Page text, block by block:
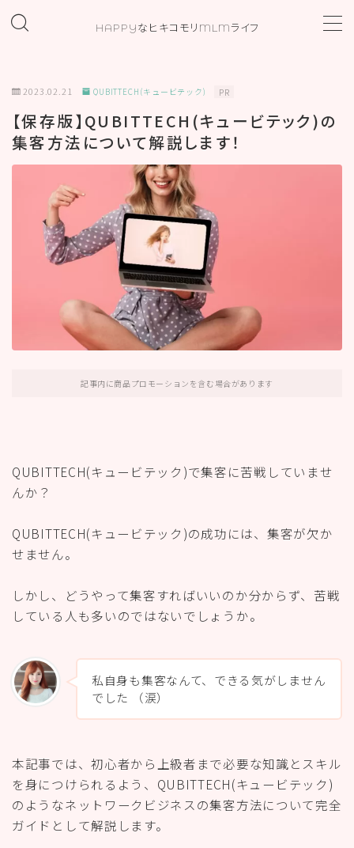
HAPPYなヒキコモリMLMライフ
プロフィール
お問い合わせ
カテゴリー
2023.02.21 QUBITTECH(キュービテック) PR
【保存版】QUBITTECH(キュービテック)の
集客方法について解説します！
記事内に商品プロモーションを含む場合があります
QUBITTECH(キュービテック)で集客に苦戦していませ
んか？
QUBITTECH(キュービテック)の成功には、集客が欠か
せません。
しかし、どうやって集客すればいいのか分からず、苦戦
している人も多いのではないでしょうか。
私自身も集客なんて、できる気がしません
でした （涙）
本記事では、初心者から上級者まで必要な知識とスキル
を身につけられるよう、QUBITTECH(キュービテック)
のようなネットワークビジネスの集客方法について完全
ガイドとして解説します。